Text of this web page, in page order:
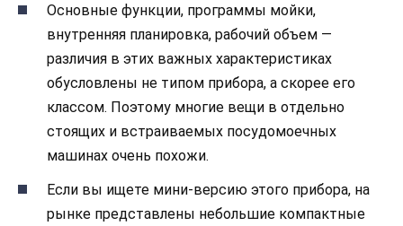
Основные функции, программы мойки,
внутренняя планировка, рабочий объем —
различия в этих важных характеристиках
обусловлены не типом прибора, а скорее его
классом. Поэтому многие вещи в отдельно
стоящих и встраиваемых посудомоечных
машинах очень похожи.
Если вы ищете мини-версию этого прибора, на
рынке представлены небольшие компактные